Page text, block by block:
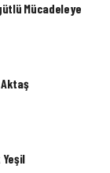
Mücadeleye
Yeşil